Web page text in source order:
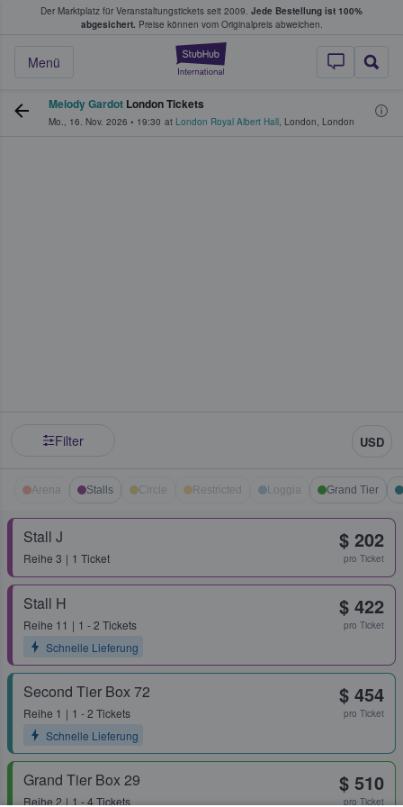
Der Marktplatz für Veranstaltungstickets seit 2009. Jede Bestellung ist 100%
abgesichert. Preise können vom Originalpreis abweichen.
StubHub - Wo
Menü
Tickets kaufen & verkaufen
Melody Gardot London Tickets
Mo., 16. Nov. 2026 • 19:30 at London Royal Albert Hall, London, London
Filter USD
Arena Stalls Circle Restricted Loggia Grand Tier
Stall J
Reihe 3 1 Ticket
$ 202
pro Ticket
Stall H
Reihe 11
1 - 2 Tickets
Schnelle Lieferung
$ 422
pro Ticket
Second Tier Box 72
Reihe 1
1 - 2 Tickets
Schnelle Lieferung
$ 454
pro Ticket
Grand Tier Box 29
Reihe 2 1 - 4 Tickets
$ 510
pro Ticket